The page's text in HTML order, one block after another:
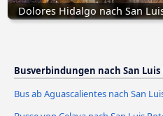
Dolores Hidalgo nach San
Busverbindungen nach San Luis
Bus ab Aguascalientes nach San